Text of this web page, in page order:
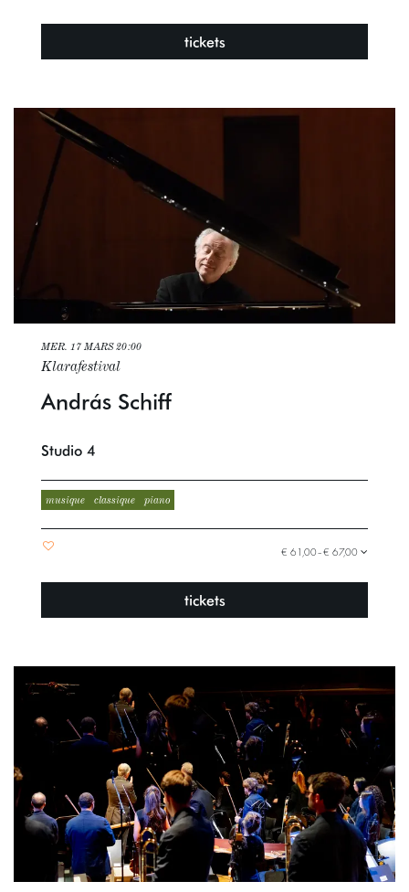
tickets
András Schiff
Klarafestival
MER. 17 MARS20:00
Studio 4
musique classique piano
€ 61,00–€ 67,00
tickets